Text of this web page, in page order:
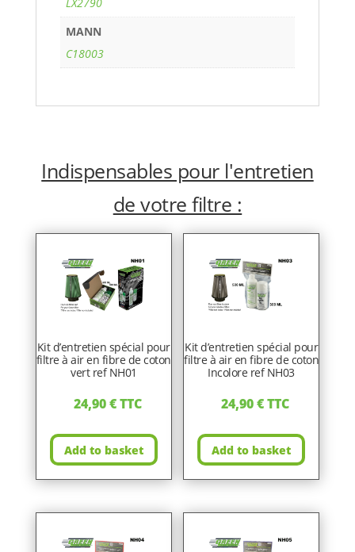
MANN
C18003
Indispensables pour l'entretien
de votre filtre :
Kit d’entretien spécial pour
filtre à air en fibre de coton
vert ref NH01
24,90€TTC
Add to basket
Kit d’entretien spécial pour
filtre à air en fibre de coton
Incolore ref NH03
24,90€TTC
Add to basket